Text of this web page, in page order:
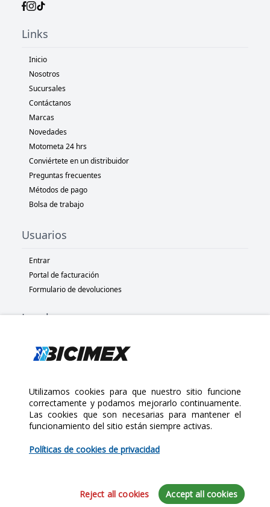
$5.00
Agregar al Carrito
Links
Inicio
Nosotros
Sucursales
Contáctanos
Marcas
Novedades
Motometa 24 hrs
Conviértete en un distribuidor
Preguntas frecuentes
Métodos de pago
Bolsa de trabajo
Usuarios
Entrar
Portal de facturación
Formulario de devoluciones
Legal
Políticas de privacidad
Políticas de devolución
Copyright 2025 Bicimex®. All rights reserved. Today is Jueves,
Agosto 6, 2026
Utilizamos cookies para que nuestro sitio funcione
correctamente y podamos mejorarlo continuamente.
Las cookies que son necesarias para mantener el
funcionamiento del sitio están siempre activas.
Políticas de cookies de privacidad
Reject all cookies Accept all cookies